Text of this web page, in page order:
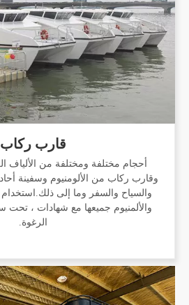
قارب ركاب
أحجام مختلفة ومختلفة من الألياف
وقارب ركاب من الألومنيوم وسفينة
والسياح والسفر وما إلى ذلك.استخدام
والألمنيوم جميعها مع شهادات ، تحت
الرغوة.